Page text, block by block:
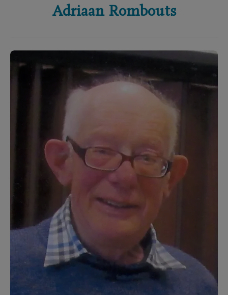
Adriaan Rombouts